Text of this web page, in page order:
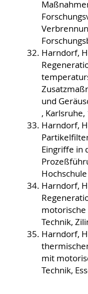
Harndorf,
und
, Karlsruhe,
Harndorf,
Eingriffe in
Harndorf,
motorische
Technik,
Harndorf,
mit
Technik,